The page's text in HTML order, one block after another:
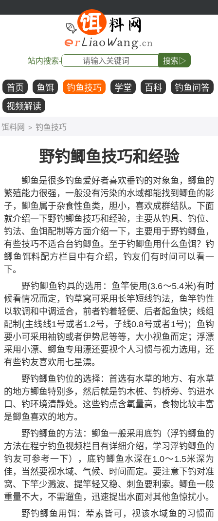
站内搜索- 搜索▷
首页 鱼饵 钓鱼技巧 学堂 百科
钓鱼问答
视频解读
饵料网 > 钓鱼技巧
野钓鲫鱼技巧和经验
鲫鱼是很多钓鱼爱好者喜欢垂钓的对象鱼，鲫鱼的
繁殖能力很强，一般没有污染的水域都能找到鲫鱼的影
子，鲫鱼属于杂食性鱼类，胆小，喜欢成群结队。下面
就介绍一下野钓鲫鱼技巧和经验，主要从钓具、钓位、
钓法、鱼饵配制等方面介绍一下，主要用于野钓鲫鱼，
有些技巧不适合台钓鲫鱼。至于钓鲫鱼用什么鱼饵？钓
鲫鱼饵料配方栏目中有介绍，钓友们有时间可以看一
下。
野钓鲫鱼钓具的选用：鱼竿使用(3.6～5.4米)有时
候看情况而定，钓草窝可采用长竿短线钓法，鱼竿钓性
以软调和中调适合，前者钓着轻便、后者起鱼快；线组
配制(主线线1号或者1.2号，子线0.8号或者1号)；鱼钩
要小可采用袖钩或者伊势尼等等，大小视鱼而定；浮漂
采用小漂、鲫鱼专用漂还要视个人习惯与视力选用，还
有些钓友喜欢用七星漂。
野钓鲫鱼钓位的选择：首选有水草的地方、有水草
的地方鲫鱼特别多，然后就是钓木桩、钓桥旁、钓进水
口、钓环境清静处。这些钓点含氧量高，食物比较丰富
是鲫鱼喜欢的地方。
野钓鲫鱼的方法：鲫鱼一般采用底钓（浮钓鲫鱼的
方法在程宁钓鱼视频栏目有详细介绍，学习浮钓鲫鱼的
钓友可参考一下），底钓鲫鱼水深在1.0～1.5米深为
佳，当然要视水域、气候、时间而定。要注意下钓对准
窝、下竿少溅波、提竿轻又稳、刺鱼要利索。鲫鱼一般
重量不大，不需遛鱼，迅速提出水面对其他鱼惊扰小。
野钓鲫鱼用饵：荤素皆可，视该水域鱼的习惯而